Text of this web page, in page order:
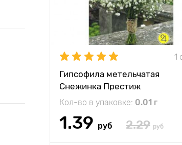
1
Гипсофила метельчатая
Снежинка Престиж
Кол-во в упаковке: 0.01 г
1.39 руб 2.29 руб
Местоположение солнечное